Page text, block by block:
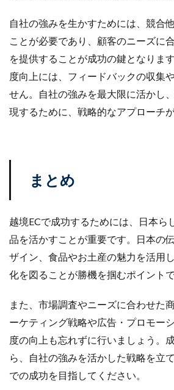
自社の強みを生かすためには、競合
ことが必要であり、顧客のニーズに
を提供することが成功の鍵となりま
度向上には、フィードバックの収集
せん。自社の強みを最大限に活かし
現するために、戦略的なアプローチ
まとめ
越境ECで成功するためには、日本ら
品を活かすことが重要です。日本の
ザイン、食品やお土産の魅力を活用
化を図ることが勝機を掴むポイントで
また、市場調査やニーズに合わせた
ーケティング戦略や広告・プロモー
度の向上も忘れずに行いましょう。
ら、自社の強みを活かした戦略を立
での成功を目指してください。